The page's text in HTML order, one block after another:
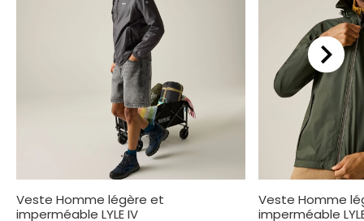
Veste Homme légère et
imperméable LYLE IV
Veste Homme
imperméable